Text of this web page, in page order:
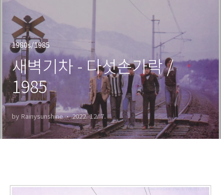
1980s/1985
새벽기차 - 다섯손가락 /
1985
by Rainysunshine 2022. 12. 7.